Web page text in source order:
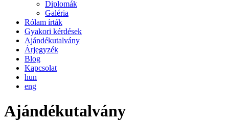
Diplomák
Galéria
Rólam írták
Gyakori kérdések
Ajándékutalvány
Árjegyzék
Blog
Kapcsolat
hun
eng
Ajándékutalvány